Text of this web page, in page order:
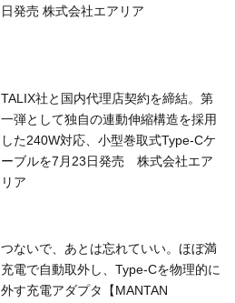
日発売 株式会社エアリア
TALIX社と国内代理店契約を締結。第
一弾として独自の連動伸縮構造を採用
した240W対応、小型巻取式Type-Cケ
ーブルを7月23日発売 株式会社エア
リア
つないで、あとは忘れていい。ほぼ満
充電で自動取外し、Type-Cを物理的に
外す充電アダプタ【MANTAN